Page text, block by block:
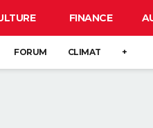
FINANCE
FORUM CLIMAT +